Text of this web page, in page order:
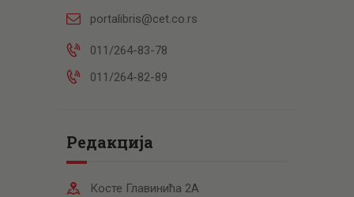
portalibris@cet.co.rs
011/264-83-78
011/264-82-89
Редакција
Косте Главинића 2А